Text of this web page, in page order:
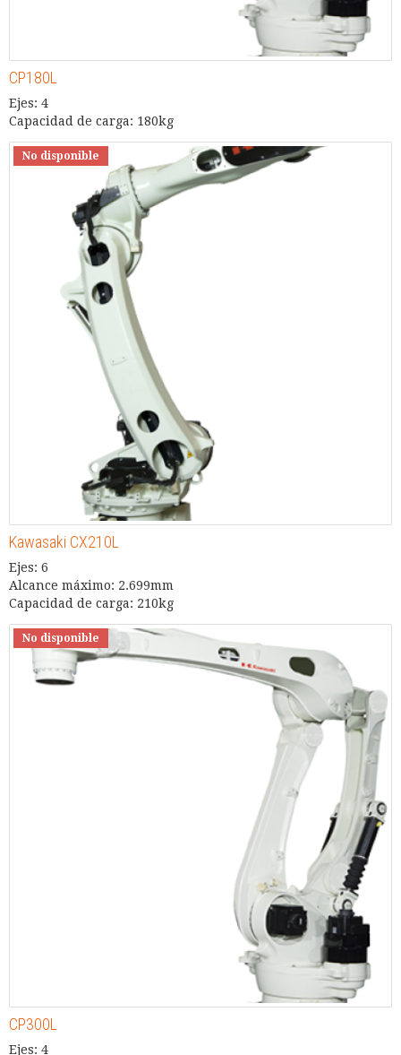
CP180L
Ejes: 4
Capacidad de carga: 180kg
No disponible
Kawasaki CX210L
Ejes: 6
Alcance máximo: 2.699mm
Capacidad de carga: 210kg
No disponible
CP300L
Ejes: 4